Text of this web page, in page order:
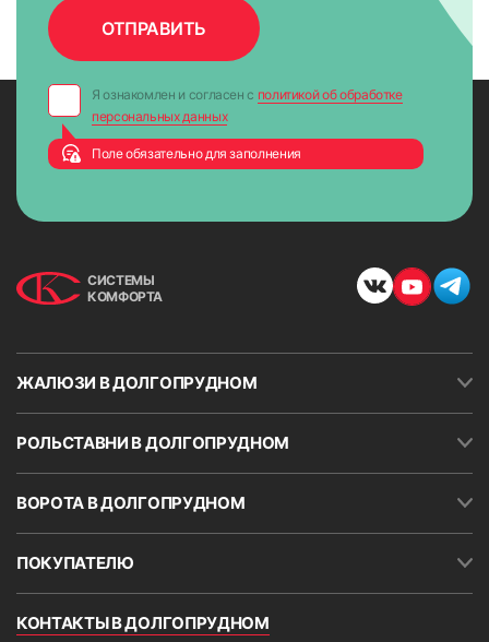
Я ознакомлен и согласен с политикой об обработке
персональных данных
Поле обязательно для заполнения
СИСТЕМЫ
КОМФОРТА
ЖАЛЮЗИ В ДОЛГОПРУДНОМ
РОЛЬСТАВНИ В ДОЛГОПРУДНОМ
ВОРОТА В ДОЛГОПРУДНОМ
ПОКУПАТЕЛЮ
КОНТАКТЫ В ДОЛГОПРУДНОМ